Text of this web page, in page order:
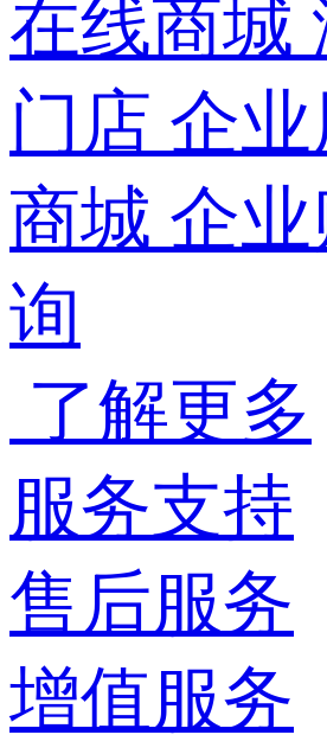
在线商城
门店 企
商城 企
询
了解更多
服务支持
售后服务
增值服务